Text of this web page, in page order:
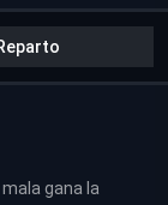
gana la